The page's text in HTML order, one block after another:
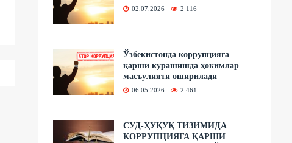
02.07.2026 2 116
Ўзбекистонда коррупцияга
қарши курашишда ҳокимлар
масъулияти оширилади
06.05.2026 2 461
СУД-ҲУҚУҚ ТИЗИМИДА
КОРРУПЦИЯГА ҚАРШИ